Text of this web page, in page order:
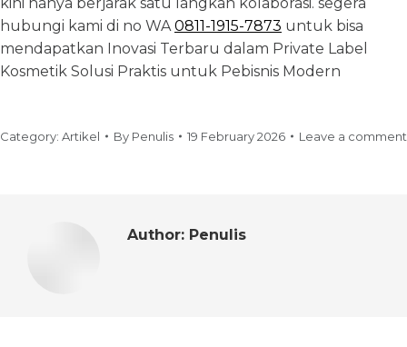
hubungi kami di no WA0811-1915-7873 untuk bisa
mendapatkan Inovasi Terbaru dalam Private Label
Kosmetik Solusi Praktis untuk Pebisnis Modern
Category: Artikel By Penulis 19 February 2026 Leave a comment
Author: Penulis